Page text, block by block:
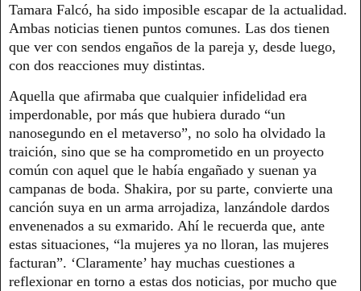
Tamara Falcó, ha sido imposible escapar de la actualidad.
Ambas noticias tienen puntos comunes. Las dos tienen
que ver con sendos engaños de la pareja y, desde luego,
con dos reacciones muy distintas.
Aquella que afirmaba que cualquier infidelidad era
imperdonable, por más que hubiera durado “un
nanosegundo en el metaverso”, no solo ha olvidado la
traición, sino que se ha comprometido en un proyecto
común con aquel que le había engañado y suenan ya
campanas de boda. Shakira, por su parte, convierte una
canción suya en un arma arrojadiza, lanzándole dardos
envenenados a su exmarido. Ahí le recuerda que, ante
estas situaciones, “la mujeres ya no lloran, las mujeres
facturan”. ‘Claramente’ hay muchas cuestiones a
reflexionar en torno a estas dos noticias, por mucho que